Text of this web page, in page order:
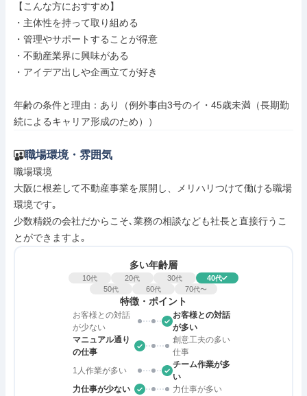
【こんな方におすすめ】
・主体性を持って取り組める
・管理やサポートすることが得意
・不動産業界に興味がある
・アイデア出しや企画立てが好き
年齢の条件と理由：あり（例外事由3号のイ・45歳未満（長期勤
続によるキャリア形成のため））
職場環境・雰囲気
職場環境
大阪に根差して不動産事業を展開し、メリハリつけて働ける職場
環境です｡
少数精鋭の会社だからこそ､業務の相談なども社長と直接行うこ
とができますよ｡
多い年齢層
10代 20代 30代 40代
50代 60代 70代〜
特徴・ポイント
お客様との対話
が少ない
お客様との対話
が多い
マニュアル通り
の仕事
創意工夫の多い
仕事
1人作業が多い
チーム作業が多
い
力仕事が少ない
力仕事が多い